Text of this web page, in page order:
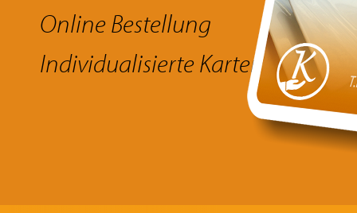
Online Bestellung
Individualisierte Karten